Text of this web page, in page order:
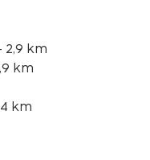
2,9 km
km
km